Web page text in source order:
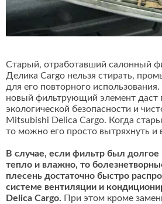
Старый, отработавший салонный
Делика Cargo нельзя стирать,
для его повторного
новый фильтрующий элемент даст
экологической безопасности и
Mitsubishi Delica Cargo. Когда
то можно его просто вытряхнуть и
В случае, если фильтр был долгое
тепло и влажно, то
плесень достаточно быстро
системе вентиляции и
Delica Cargo. При этом кроме